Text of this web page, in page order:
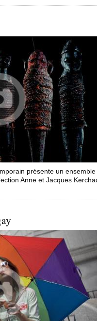
présente un ensemble
Anne et Jacques